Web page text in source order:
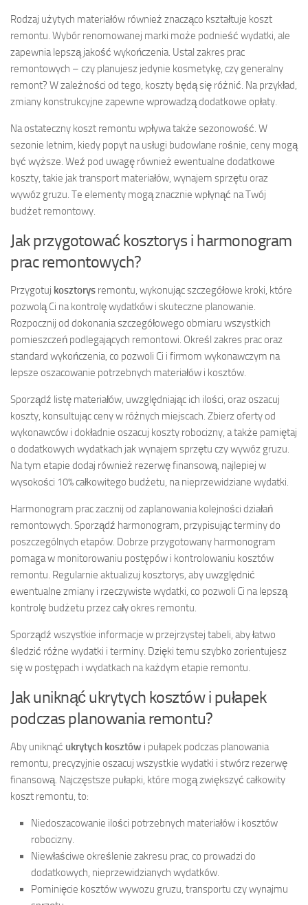
Rodzaj użytych materiałów również znacząco kształtuje koszt
remontu. Wybór renomowanej marki może podnieść wydatki, ale
zapewnia lepszą jakość wykończenia. Ustal zakres prac
remontowych – czy planujesz jedynie kosmetykę, czy generalny
remont? W zależności od tego, koszty będą się różnić. Na przykład,
zmiany konstrukcyjne zapewne wprowadzą dodatkowe opłaty.
Na ostateczny koszt remontu wpływa także sezonowość. W
sezonie letnim, kiedy popyt na usługi budowlane rośnie, ceny mogą
być wyższe. Weź pod uwagę również ewentualne dodatkowe
koszty, takie jak transport materiałów, wynajem sprzętu oraz
wywóz gruzu. Te elementy mogą znacznie wpłynąć na Twój
budżet remontowy.
Jak przygotować kosztorys i harmonogram
prac remontowych?
Przygotuj kosztorys remontu, wykonując szczegółowe kroki, które
pozwolą Ci na kontrolę wydatków i skuteczne planowanie.
Rozpocznij od dokonania szczegółowego obmiaru wszystkich
pomieszczeń podlegających remontowi. Określ zakres prac oraz
standard wykończenia, co pozwoli Ci i firmom wykonawczym na
lepsze oszacowanie potrzebnych materiałów i kosztów.
Sporządź listę materiałów, uwzględniając ich ilości, oraz oszacuj
koszty, konsultując ceny w różnych miejscach. Zbierz oferty od
wykonawców i dokładnie oszacuj koszty robocizny, a także pamiętaj
o dodatkowych wydatkach jak wynajem sprzętu czy wywóz gruzu.
Na tym etapie dodaj również rezerwę finansową, najlepiej w
wysokości 10% całkowitego budżetu, na nieprzewidziane wydatki.
Harmonogram prac zacznij od zaplanowania kolejności działań
remontowych. Sporządź harmonogram, przypisując terminy do
poszczególnych etapów. Dobrze przygotowany harmonogram
pomaga w monitorowaniu postępów i kontrolowaniu kosztów
remontu. Regularnie aktualizuj kosztorys, aby uwzględnić
ewentualne zmiany i rzeczywiste wydatki, co pozwoli Ci na lepszą
kontrolę budżetu przez cały okres remontu.
Sporządź wszystkie informacje w przejrzystej tabeli, aby łatwo
śledzić różne wydatki i terminy. Dzięki temu szybko zorientujesz
się w postępach i wydatkach na każdym etapie remontu.
Jak uniknąć ukrytych kosztów i pułapek
podczas planowania remontu?
Aby uniknąć ukrytych kosztów i pułapek podczas planowania
remontu, precyzyjnie oszacuj wszystkie wydatki i stwórz rezerwę
finansową. Najczęstsze pułapki, które mogą zwiększyć całkowity
koszt remontu, to:
Niedoszacowanie ilości potrzebnych materiałów i kosztów
robocizny.
Niewłaściwe określenie zakresu prac, co prowadzi do
dodatkowych, nieprzewidzianych wydatków.
Pominięcie kosztów wywozu gruzu, transportu czy wynajmu